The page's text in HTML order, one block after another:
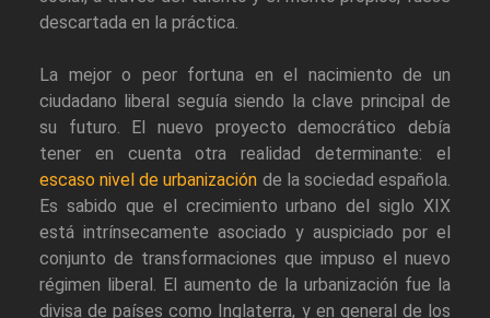
descartada en la práctica.
La mejor o peor fortuna en el nacimiento de un
ciudadano liberal seguía siendo la clave principal de
su futuro. El nuevo proyecto democrático debía
tener en cuenta otra realidad determinante: el
escaso nivel de urbanización de la sociedad española.
Es sabido que el crecimiento urbano del siglo XIX
está intrínsecamente asociado y auspiciado por el
conjunto de transformaciones que impuso el nuevo
régimen liberal. El aumento de la urbanización fue la
divisa de países como Inglaterra, y en general de los